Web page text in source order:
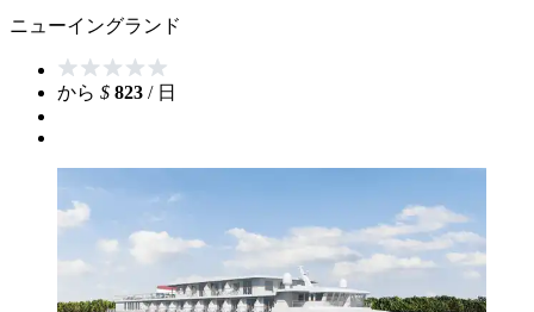
ニューイングランド
から $ 823 / 日